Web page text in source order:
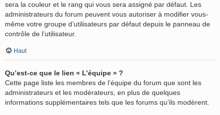
sera la couleur et le rang qui vous sera assigné par défaut. Les
administrateurs du forum peuvent vous autoriser à modifier vous-
même votre groupe d’utilisateurs par défaut depuis le panneau de
contrôle de l’utilisateur.
Haut
Qu’est-ce que le lien « L’équipe » ?
Cette page liste les membres de l’équipe du forum que sont les
administrateurs et les modérateurs, en plus de quelques
informations supplémentaires tels que les forums qu’ils modèrent.